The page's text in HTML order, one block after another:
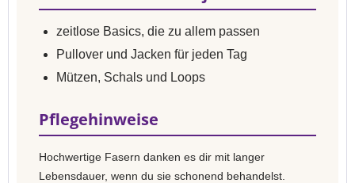
zeitlose Basics, die zu allem passen
Pullover und Jacken für jeden Tag
Mützen, Schals und Loops
Pflegehinweise
Hochwertige Fasern danken es dir mit langer
Lebensdauer, wenn du sie schonend behandelst.